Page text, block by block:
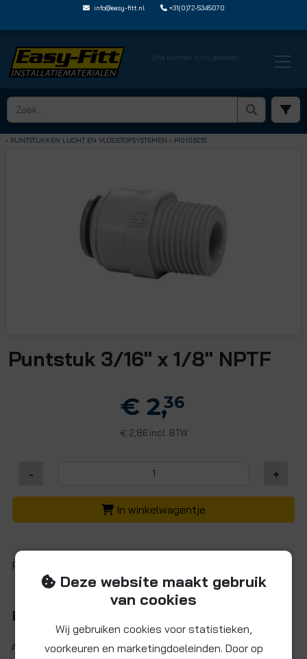
info@easy-fitt.nl +31(0)72-5345070
Ons kantoor is nu gesloten
HOME › SPEEDFIT LUCHT EN VLOEISTOFFEN
› PUNTSTUKKEN LUCHT EN VLOEISTOFSYSTEMEN › PI010621S
Puntstuk 3/16" x 1/8" NPTF
€ 2,36
€2,86 incl. BTW
- +
In winkelwagentje
Puntstuk (CS)
Kenmerken
Artikelnr.: PI010621S
Deze website maakt gebruik
van cookies
Wij gebruiken cookies voor statistieken,
voorkeuren en marketingdoeleinden. Door op